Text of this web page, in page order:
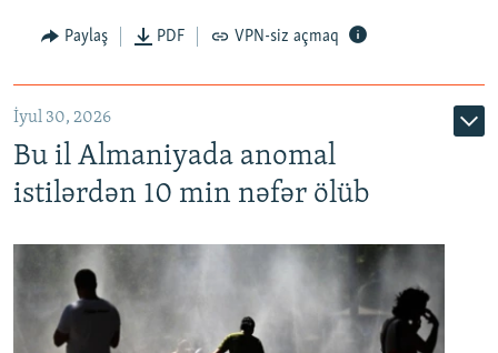
Paylaş PDF VPN-siz açmaq
İyul 30, 2026
Bu il Almaniyada anomal
istilərdən 10 min nəfər ölüb